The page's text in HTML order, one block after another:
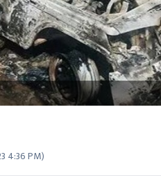
4:36 PM)